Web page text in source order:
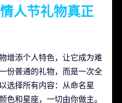
人节礼物真正
增添个人特色，让它成为难
份普通的礼物，而是一次全
选择所有内容：从命名星
色和星座，一切由你做主。